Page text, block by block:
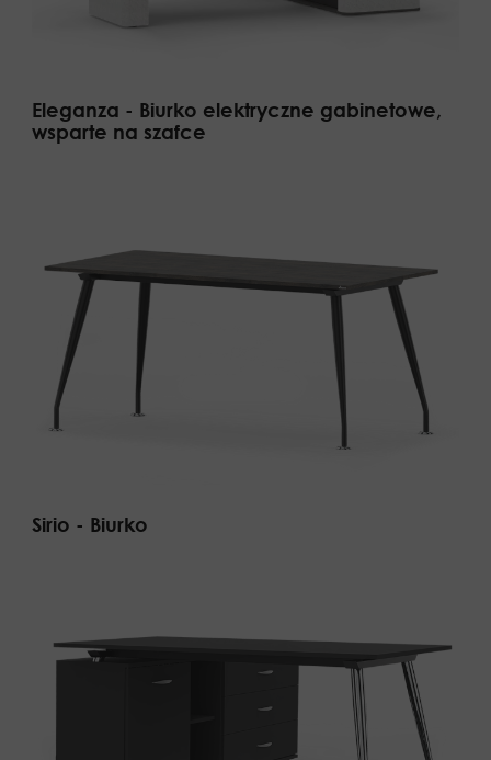
Eleganza - Biurko elektryczne gabinetowe,
wsparte na szafce
Sirio - Biurko